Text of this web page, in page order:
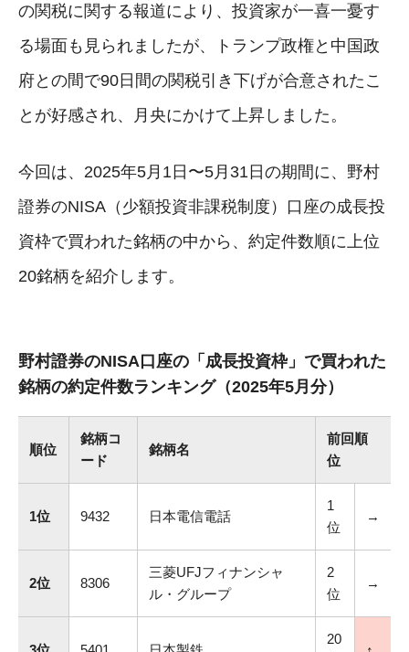
の関税に関する報道により、投資家が一喜一憂す
る場面も見られましたが、トランプ政権と中国政
府との間で90日間の関税引き下げが合意されたこ
とが好感され、月央にかけて上昇しました。
今回は、2025年5月1日〜5月31日の期間に、野村
證券のNISA（少額投資非課税制度）口座の成長投
資枠で買われた銘柄の中から、約定件数順に上位
20銘柄を紹介します。
野村證券のNISA口座の「成長投資枠」で買われた
銘柄の約定件数ランキング（2025年5月分）
順位
銘柄コ
ード
銘柄名
前回順
位
1位 9432 日本電信電話
1
位
→
2位 8306
三菱UFJフィナンシャ
ル・グループ
2
位
→
20